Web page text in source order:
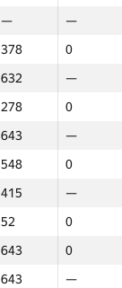
— —
378 0
632 —
278 0
643 —
548 0
415 —
52 0
643 0
643 —
Раунд 2
Место